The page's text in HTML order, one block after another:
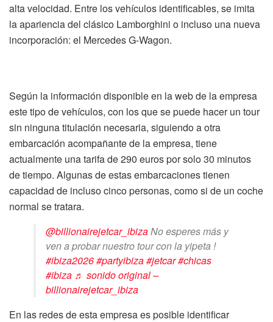
alta velocidad. Entre los vehículos identificables, se imita
la apariencia del clásico Lamborghini o incluso una nueva
incorporación: el Mercedes G-Wagon.
Según la información disponible en la web de la empresa
este tipo de vehículos, con los que se puede hacer un tour
sin ninguna titulación necesaria, siguiendo a otra
embarcación acompañante de la empresa, tiene
actualmente una tarifa de 290 euros por solo 30 minutos
de tiempo. Algunas de estas embarcaciones tienen
capacidad de incluso cinco personas, como si de un coche
normal se tratara.
@billionairejetcar_ibizaNo esperes más y
ven a probar nuestro tour con la yipeta !
#ibiza2026#partyibiza#jetcar#chicas
#ibiza ♬ sonido original –
billionairejetcar_ibiza
En las redes de esta empresa es posible identificar